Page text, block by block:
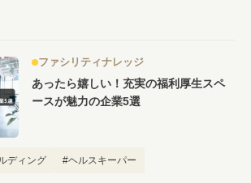
ファシリティナレッジ
あったら嬉しい！充実の福利厚生スペ
ースが魅力の企業5選
ディング #ヘルスキーパー